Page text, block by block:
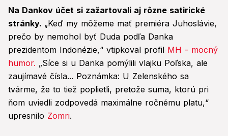
Na Dankov účet si zažartovali aj rôzne satirické
stránky. „Keď my môžeme mať premiéra Juhoslávie,
prečo by nemohol byť Duda podľa Danka
prezidentom Indonézie,“ vtipkoval profil MH - mocný
humor. „Síce si u Danka pomýlili vlajku Poľska, ale
zaujímavé čísla... Poznámka: U Zelenského sa
tvárme, že to tiež poplietli, pretože suma, ktorú pri
ňom uviedli zodpovedá maximálne ročnému platu,“
upresnilo Zomri.